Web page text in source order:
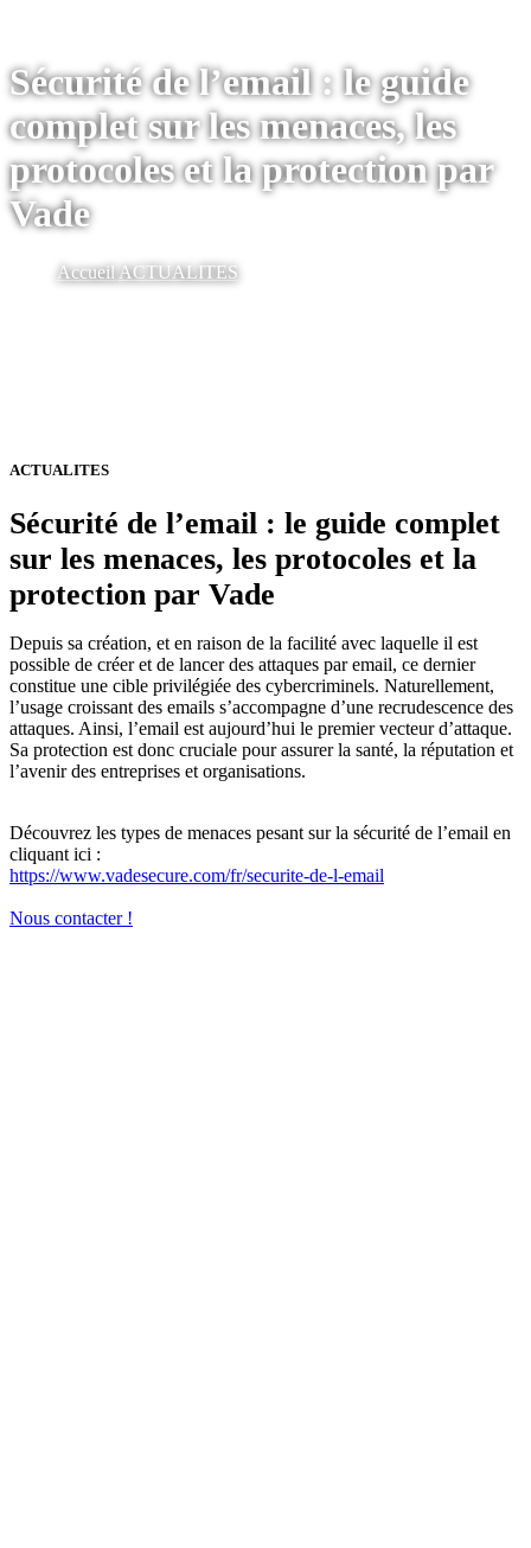
Sécurité de l’email : le guide
complet sur les menaces, les
protocoles et la protection par
Vade
AccueilACTUALITES
ACTUALITES
Sécurité de l’email : le guide complet
sur les menaces, les protocoles et la
protection par Vade
Depuis sa création, et en raison de la facilité avec laquelle il est
possible de créer et de lancer des attaques par email, ce dernier
constitue une cible privilégiée des cybercriminels. Naturellement,
l’usage croissant des emails s’accompagne d’une recrudescence des
attaques. Ainsi, l’email est aujourd’hui le premier vecteur d’attaque.
Sa protection est donc cruciale pour assurer la santé, la réputation et
l’avenir des entreprises et organisations.
Découvrez les types de menaces pesant sur la sécurité de l’email en
cliquant ici :
https://www.vadesecure.com/fr/securite-de-l-email
Nous contacter !